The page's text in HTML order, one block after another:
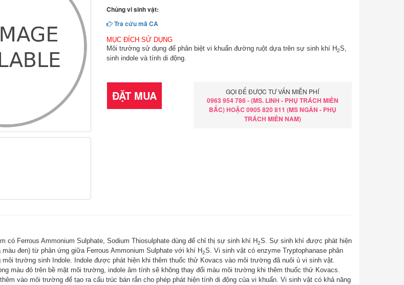
Chủng vi sinh vật:
Tra cứu mã CA
MỤC ĐÍCH SỬ DỤNG
Môi trường sử dụng để phân biệt vi khuẩn đường ruột dựa trên sự sinh khí H2S,
sinh indole và tính di động.
ĐẶT MUA GỌI ĐỂ ĐƯỢC TƯ VẤN MIỄN PHÍ
0963 954 786 - (MS. LINH - PHỤ TRÁCH MIỀN
BẮC) HOẶC 0905 820 811 (MS NGÂN - PHỤ
TRÁCH MIỀN NAM)
có Ferrous Ammonium Sulphate, Sodium Thiosulphate dùng để chỉ thị sự sinh khí H2S. Sự sinh khí được phát hiện
đen) từ phản ứng giữa Ferrous Ammonium Sulphate với khí H2S. Vi sinh vật có enzyme Tryptophanase phân
môi trường sinh Indole. Indole được phát hiện khi thêm thuốc thử Kovacs vào môi trường đã nuôi ủ vi sinh vật.
màu đỏ trên bề mặt môi trường, indole âm tính sẽ không thay đổi màu môi trường khi thêm thuốc thử Kovacs.
vào môi trường để tạo ra cấu trúc bán rắn cho phép phát hiện tính di động của vi khuẩn. Vi sinh vật có khả năng